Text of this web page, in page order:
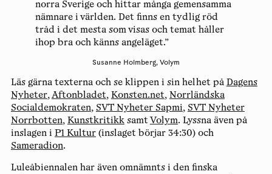
norra Sverige och hittar många gemensamma
nämnare i världen. Det finns en tydlig röd
tråd i det mesta som visas och temat håller
ihop bra och känns angeläget.”
Susanne Holmberg, Volym
Läs gärna texterna och se klippen i sin helhet på Dagens
Nyheter,Aftonbladet, Konsten.net, Norrländska
Socialdemokraten, SVT Nyheter Sapmi, SVT Nyheter
Norrbotten, Kunstkritikksamt Volym. Lyssna även på
inslagen i P1 Kultur(inslaget börjar 34:30) och
Sameradion.
Luleåbiennalen har även omnämnts i den finska